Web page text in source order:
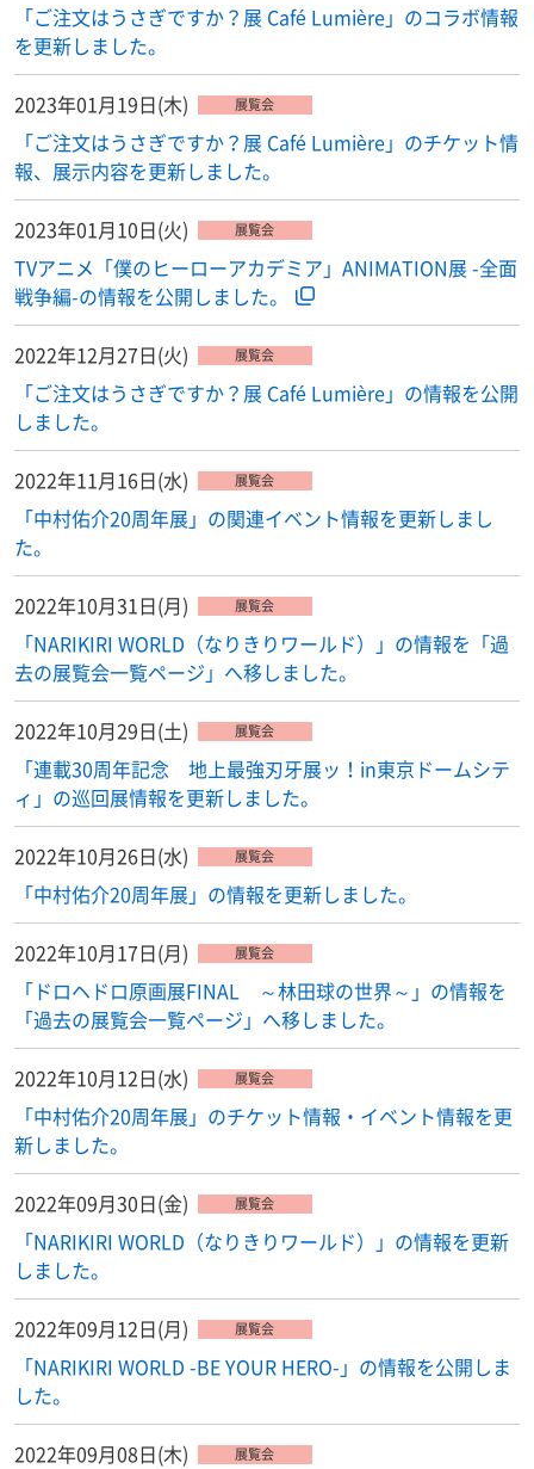
「ご注文はうさぎですか？展 Café Lumière」のコラボ情報
を更新しました。
2023年01月19日(木) 展覧会
「ご注文はうさぎですか？展 Café Lumière」のチケット情
報、展示内容を更新しました。
2023年01月10日(火) 展覧会
TVアニメ「僕のヒーローアカデミア」ANIMATION展 -全面
戦争編-の情報を公開しました。
2022年12月27日(火) 展覧会
「ご注文はうさぎですか？展 Café Lumière」の情報を公開
しました。
2022年11月16日(水) 展覧会
「中村佑介20周年展」の関連イベント情報を更新しまし
た。
2022年10月31日(月) 展覧会
「NARIKIRI WORLD（なりきりワールド）」の情報を「過
去の展覧会一覧ページ」へ移しました。
2022年10月29日(土) 展覧会
「連載30周年記念 地上最強刃牙展ッ！in東京ドームシテ
ィ」の巡回展情報を更新しました。
2022年10月26日(水) 展覧会
「中村佑介20周年展」の情報を更新しました。
2022年10月17日(月) 展覧会
「ドロヘドロ原画展FINAL ～林田球の世界～」の情報を
「過去の展覧会一覧ページ」へ移しました。
2022年10月12日(水) 展覧会
「中村佑介20周年展」のチケット情報・イベント情報を更
新しました。
2022年09月30日(金) 展覧会
「NARIKIRI WORLD（なりきりワールド）」の情報を更新
しました。
2022年09月12日(月) 展覧会
「NARIKIRI WORLD -BE YOUR HERO-」の情報を公開しま
した。
2022年09月08日(木) 展覧会